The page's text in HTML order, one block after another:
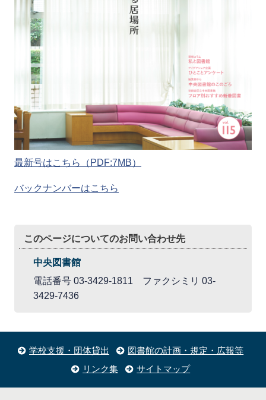
最新号はこちら（PDF:7MB）
バックナンバーはこちら
このページについてのお問い合わせ先
中央図書館
電話番号 03-3429-1811 ファクシミリ 03-
3429-7436
学校支援・団体貸出
図書館の計画・規定・広報等
リンク集
サイトマップ